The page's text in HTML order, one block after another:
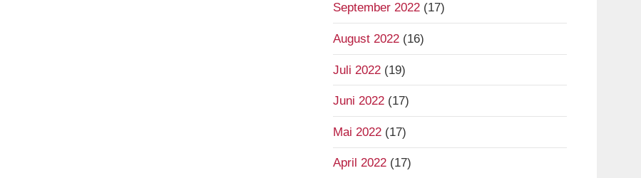
September 2022(17)
August 2022(16)
Juli 2022(19)
Juni 2022(17)
Mai 2022(17)
April 2022(17)